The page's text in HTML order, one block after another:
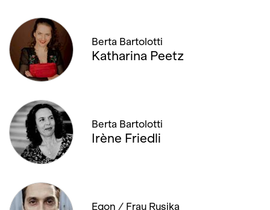
Berta Bartolotti
Katharina Peetz
Berta Bartolotti
Irène Friedli
Egon / Frau Rusika